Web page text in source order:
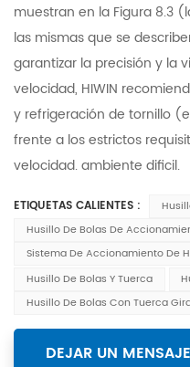
muestran en la Figura 8.3
las mismas que se
garantizar la precisión y la
velocidad, HIWIN
y refrigeración de tornillo
frente a los estrictos
velocidad. ambiente dificil.
ETIQUETAS CALIENTES :
Husillo De Bolas De
Sistema De Accionamiento De
Husillo De Bolas Y Tuerca
Husillo De Bolas Con Tuerca
DEJAR UN MENSAJE